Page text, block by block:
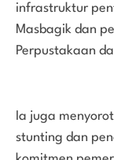
infrastruktur
Masbagik dan
Perpustakaan
Ia juga
stunting dan